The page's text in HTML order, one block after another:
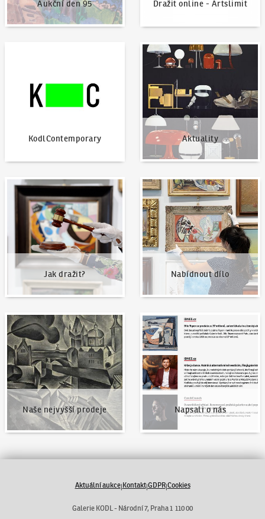
Aukční den 95 Dražit online - Artslimit
KodlContemporary Aktuality
Aktuality
Jak dražit?
Jak dražit?
Nabídnout dílo
Nabídnout dílo
Naše nejvyšší prodeje
Naše nejvyšší prodeje
Napsali o nás
Napsali o nás
Aktuální aukce|Kontakt|GDPR|Cookies
Galerie KODL - Národní 7, Praha 1 110 00